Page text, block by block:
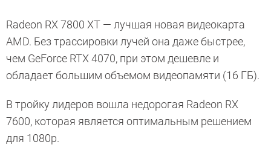
Radeon RX 7800 XT — лучшая новая видеокарта
AMD. Без трассировки лучей она даже быстрее,
чем GeForce RTX 4070, при этом дешевле и
обладает большим объемом видеопамяти (16 ГБ).
В тройку лидеров вошла недорогая Radeon RX
7600, которая является оптимальным решением
для 1080p.